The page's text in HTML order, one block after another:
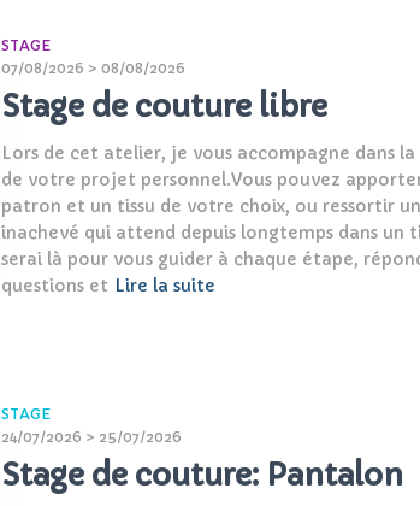
STAGE
07/08/2026 > 08/08/2026
Stage de couture libre
Lors de cet atelier, je vous accompagne dans
de votre projet personnel.Vous pouvez
patron et un tissu de votre choix, ou ressortir
inachevé qui attend depuis longtemps dans un
serai là pour vous guider à chaque étape,
questions et Lire la suite
STAGE
24/07/2026 > 25/07/2026
Stage de couture: Pantalon